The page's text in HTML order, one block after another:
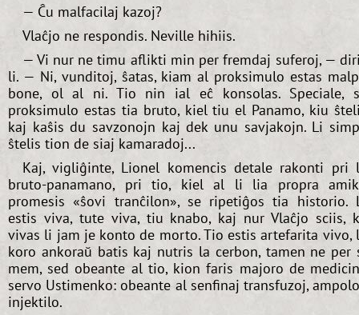
— Ĉu malfacilaj kazoj?
Vlaĉjo ne respondis. Neville hihiis.
— Vi nur ne timu aflikti min per fremdaj suferoj, —
li. — Ni, vunditoj, ŝatas, kiam al proksimulo estas
bone, ol al ni. Tio nin ial eĉ konsolas. Speciale,
proksimulo estas tia bruto, kiel tiu el Panamo, kiu
kaj kaŝis du savzonojn kaj dek unu savjakojn. Li
ŝtelis tion de siaj kamaradoj...
Kaj, vigliĝinte, Lionel komencis detale rakonti pri
bruto-panamano, pri tio, kiel al li lia propra
promesis «ŝovi tranĉilon», se ripetiĝos tia historio.
estis viva, tute viva, tiu knabo, kaj nur Vlaĉjo sciis,
vivas li jam je konto de morto. Tio estis artefarita vivo,
koro ankoraŭ batis kaj nutris la cerbon, tamen ne per
mem, sed obeante al tio, kion faris majoro de
servo Ustimenko: obeante al senfinaj transfuzoj,
injektilo.